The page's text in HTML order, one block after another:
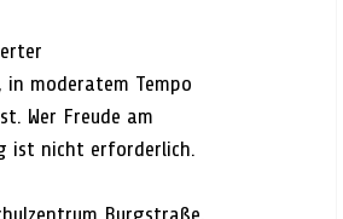
moderatem Tempo
Wer Freude am
ist nicht erforderlich.